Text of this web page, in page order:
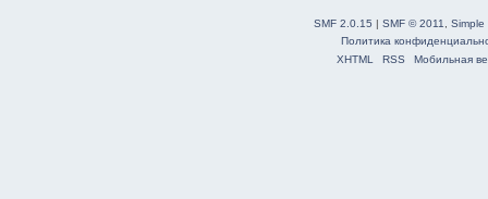
SMF 2.0.15 | SMF © 2011
Simple
Политика
XHTML
RSS Мобильная